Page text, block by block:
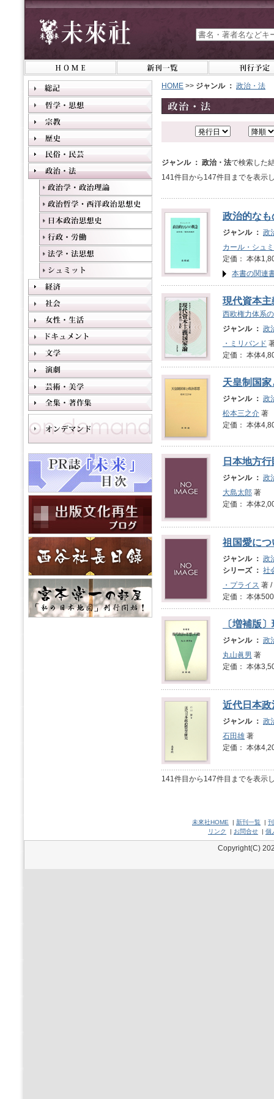
HOME >> ジャンル ： 政治・法
ジャンル ： 政治・法で検索した
141件目から147件目までを表示
政治的なも
ジャンル ： 政
カール・シュ
定価： 本体
本書の関連
現代資本主
西欧権力体系
ジャンル ： 政
・ミリバンド
定価： 本体
天皇制国
ジャンル ： 政
松本三之介 著
定価： 本体
日本地方
ジャンル ： 政
大島太郎 著
定価： 本体
祖国愛につ
ジャンル ： 政
シリーズ ： 社
・プライス 著 /
定価： 本体
〔増補版
ジャンル ： 政
丸山眞男 著
定価： 本体
近代日本
ジャンル ： 政
石田雄 著
定価： 本体
141件目から147件目までを表示
未來社HOME | 新刊一覧 |
リンク
| お問合せ | 個
Copyright(C)